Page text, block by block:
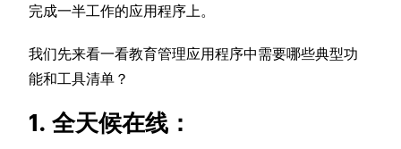
完成一半工作的应用程序上。
我们先来看一看教育管理应用程序中需要哪些典型功
能和工具清单？
1. 全天候在线：